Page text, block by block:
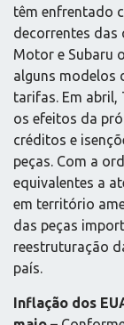
têm enfrentado
decorrentes das
Motor e Subaru
alguns modelos
tarifas. Em abril,
os efeitos da
créditos e
peças. Com a
equivalentes a
em território
das peças
reestruturação
país.
Inflação dos